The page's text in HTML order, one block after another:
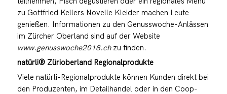
zu Gottfried Kellers Novelle Kleider machen Leute
genießen. Informationen zu den Genusswoche-Anlässen
im Zürcher Oberland sind auf der Website
www.genusswoche2018.chzu finden.
natürli® Zürioberland Regionalprodukte
Viele natürli-Regionalprodukte können Kunden direkt bei
den Produzenten, im Detailhandel oder in den Coop-